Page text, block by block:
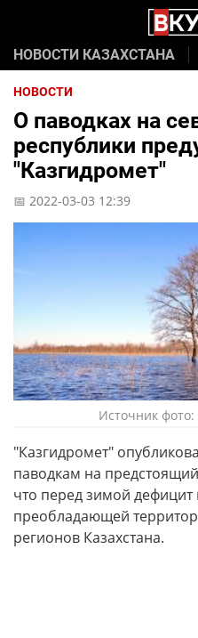
НОВОСТИ КАЗАХСТАНА
НОВОСТИ
О паводках на
республики
"Казгидромет"
📅 2022-03-03 12:39
Источник
"Казгидромет"
паводкам на
что перед зимой дефицит
преобладающей
регионов Казахстана.